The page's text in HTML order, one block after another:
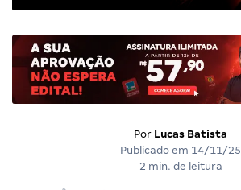
Por Lucas Batista
Publicado em 14/11/25
2 min. de leitura